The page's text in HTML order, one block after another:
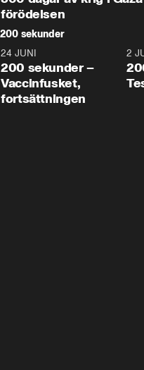
förödelsen
200 sekunder
5:00
24 JUNI
200 sekunder –
Vaccinfusket,
fortsättningen
2